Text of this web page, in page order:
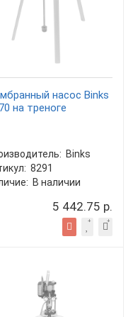
насос Binks
на треноге
Binks
8291
В наличии
5 442.75 р.